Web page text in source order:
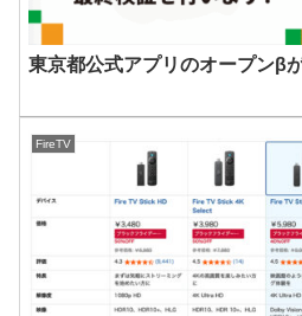
東京都公式アプリのオープンβ
FireTV